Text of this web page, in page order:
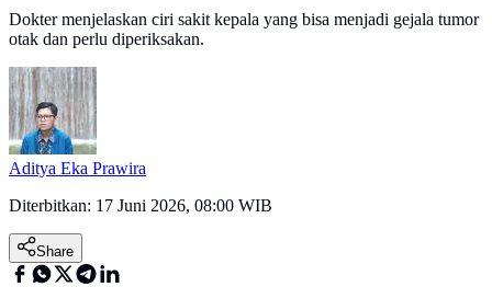
Dokter menjelaskan ciri sakit kepala yang bisa menjadi gejala tumor
otak dan perlu diperiksakan.
Aditya Eka Prawira
Diterbitkan: 17 Juni 2026, 08:00 WIB
Share